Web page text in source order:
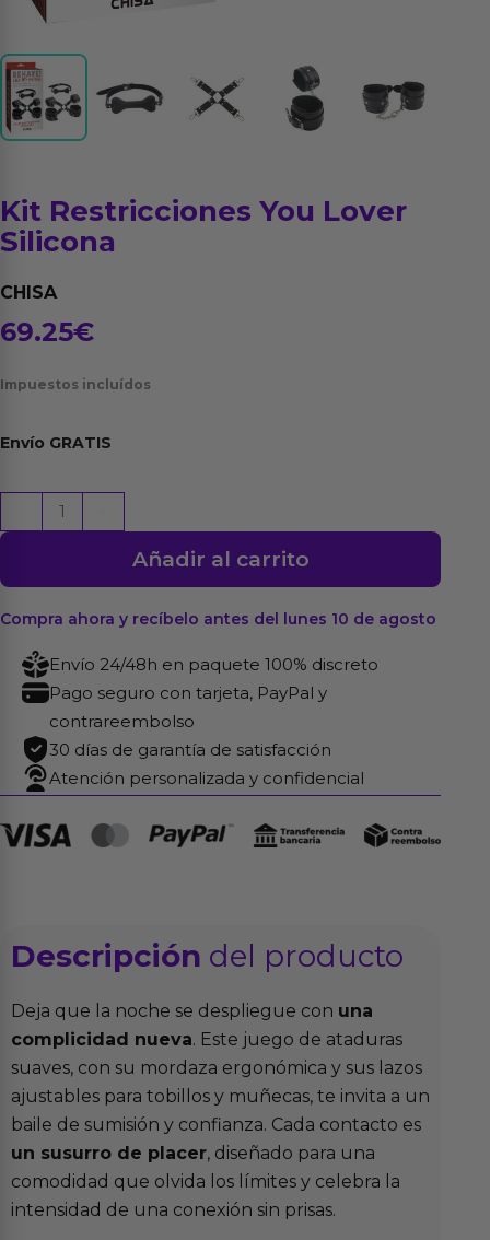
Kit Restricciones You Lover
Silicona
CHISA
69.25€
Impuestos incluídos
Envío GRATIS
Restricciones
Lover
Silicona
cantidad
Añadir al carrito
Compra ahora y recíbelo antes del lunes 10 de agosto
Envío 24/48h en paquete 100% discreto
Pago seguro con tarjeta, PayPal y
contrareembolso
30 días de garantía de satisfacción
Atención personalizada y confidencial
Descripción del producto
Deja que la noche se despliegue con una
complicidad nueva. Este juego de ataduras
suaves, con su mordaza ergonómica y sus lazos
ajustables para tobillos y muñecas, te invita a un
baile de sumisión y confianza. Cada contacto es
un susurro de placer, diseñado para una
comodidad que olvida los límites y celebra la
intensidad de una conexión sin prisas.